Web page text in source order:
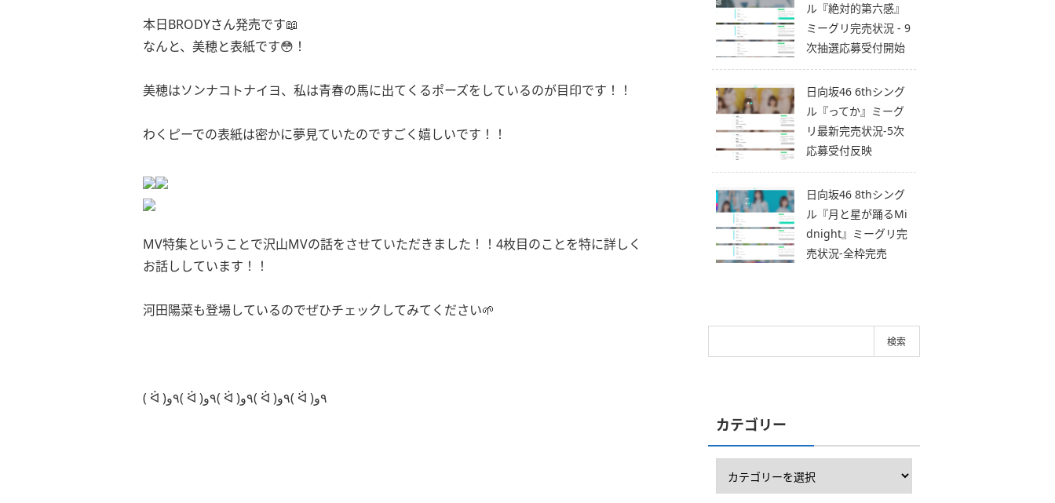
本日BRODYさん発売です📖
なんと、美穂と表紙です😳！
美穂はソンナコトナイヨ、私は青春の馬に出てくるポーズをしているのが目印です！！
わくピーでの表紙は密かに夢見ていたのですごく嬉しいです！！
MV特集ということで沢山MVの話をさせていただきました！！4枚目のことを特に詳しく
お話ししています！！
河田陽菜も登場しているのでぜひチェックしてみてください🌱
( ᐛ )٩و( ᐛ )٩و( ᐛ )٩و( ᐛ )٩و( ᐛ )٩و
ル『絶対的第六感』
ミーグリ完売状況 - 9
次抽選応募受付開始
日向坂46 6thシング
ル『ってか』ミーグ
リ最新完売状況-5次
応募受付反映
日向坂46 8thシング
ル『月と星が踊るMi
dnight』ミーグリ完
売状況-全枠完売
カテゴリー